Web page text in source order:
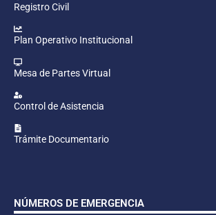
Registro Civil
Plan Operativo Institucional
Mesa de Partes Virtual
Control de Asistencia
Trámite Documentario
NÚMEROS DE EMERGENCIA